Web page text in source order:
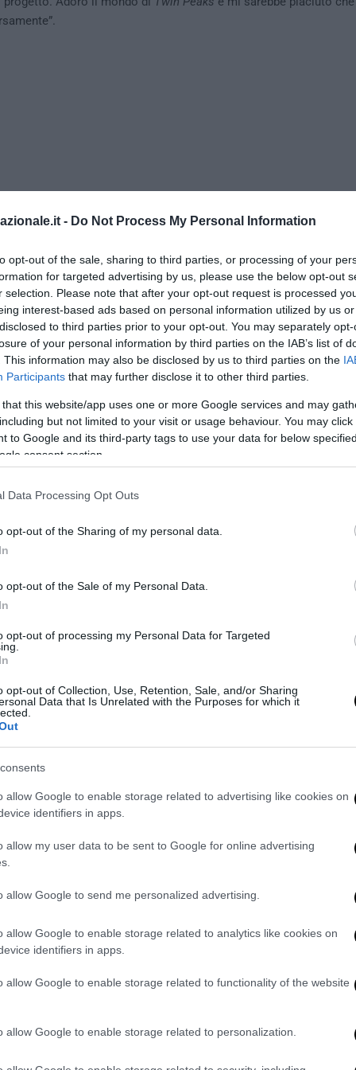
- Do Not Process My Personal Information
opt-out of the sale, sharing to third parties, or processing of your
for targeted advertising by us, please use the below opt-out
selection. Please note that after your opt-out request is processed
interest-based ads based on personal information utilized by us
to third parties prior to your opt-out. You may separately
of your personal information by third parties on the IAB’s list of
This information may also be disclosed by us to third parties on the
Participants that may further disclose it to other third parties.
that this website/app uses one or more Google services and may
but not limited to your visit or usage behaviour. You may
to Google and its third-party tags to use your data for below
consent section.
Data Processing Opt Outs
opt-out of the Sharing of my personal data.
opt-out of the Sale of my Personal Data.
opt-out of processing my Personal Data for Targeted
opt-out of Collection, Use, Retention, Sale, and/or Sharing
Data that Is Unrelated with the Purposes for which it
allow Google to enable storage related to advertising like cookies on
identifiers in apps.
allow my user data to be sent to Google for online advertising
allow Google to send me personalized advertising.
allow Google to enable storage related to analytics like cookies on
identifiers in apps.
allow Google to enable storage related to functionality of the website
allow Google to enable storage related to personalization.
insomma, per tutti i devoti dei segreti della apparentemente
nello Stato di Washington, a cinque miglia dal confine tra Stati
nulla è come sembra, dove bene e male si confondono, dove la
fuoco divoratore del male.
aveva annunciato lo scorso
finale della saga con nove
rete era già scattata la
Twin Peaks
mania. Proprio come nel
c’era omicidio che non venisse accostato alla fine di Laura
l’identità dell’assassino della giovane era diventato un vero
le serie tv erano ancora semplicemente dei “telefilm”, delle
e argomenti rassicuranti, l’opera di Lynch cambiò tutte le carte in
il livello del prodotto.
in televisione si parlava di
la prima volta si offrivano al pubblico trame complesse, allusive,
proverbiale razionalità che presiede alla narrazione poliziesca.
I segreti di Twin Peaks
ha segnato un’epoca. Non solo
degli anni Novanta, cui ha offerto persino una colonna
raccontarcela.